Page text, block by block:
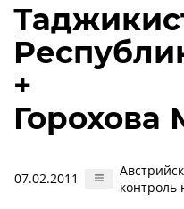
+
Горохова
07.02.2011
контроль